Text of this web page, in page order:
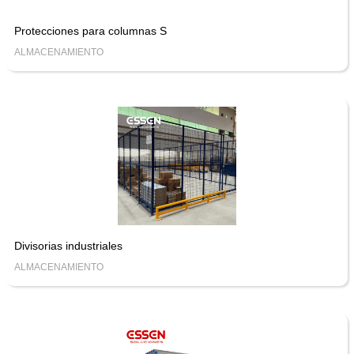
Protecciones para columnas S
ALMACENAMIENTO
Divisorias industriales
ALMACENAMIENTO